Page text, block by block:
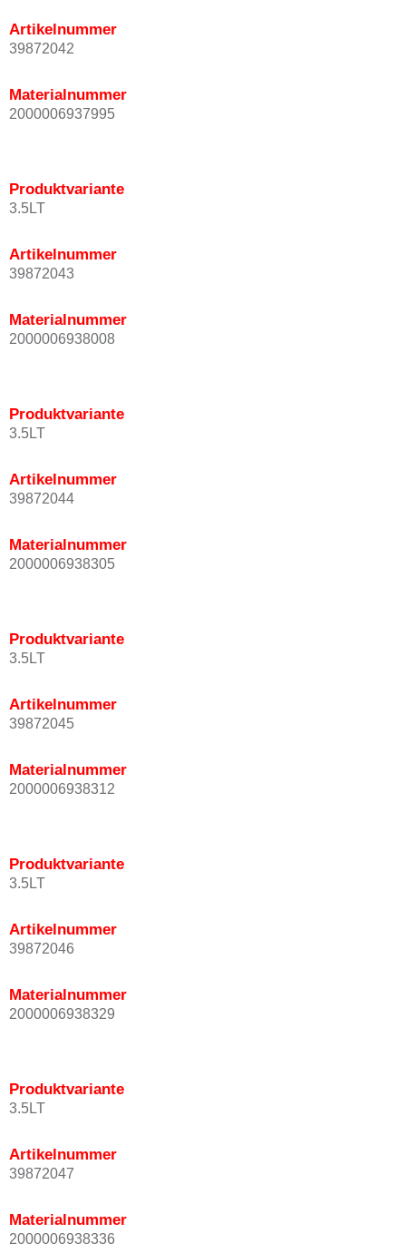
Artikelnummer
39872042
Materialnummer
2000006937995
Produktvariante
3.5LT
Artikelnummer
39872043
Materialnummer
2000006938008
Produktvariante
3.5LT
Artikelnummer
39872044
Materialnummer
2000006938305
Produktvariante
3.5LT
Artikelnummer
39872045
Materialnummer
2000006938312
Produktvariante
3.5LT
Artikelnummer
39872046
Materialnummer
2000006938329
Produktvariante
3.5LT
Artikelnummer
39872047
Materialnummer
2000006938336